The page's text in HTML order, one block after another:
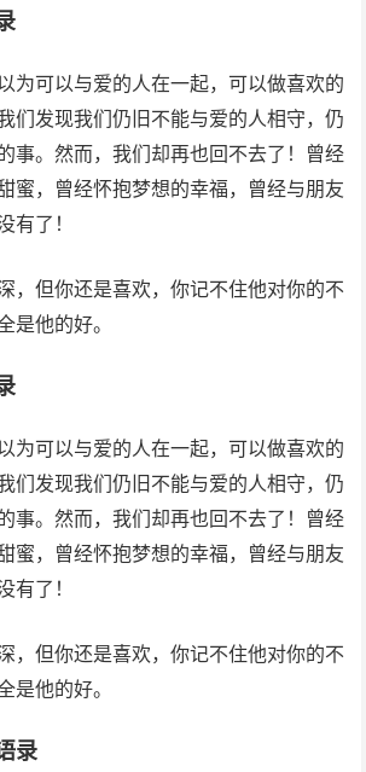
为可以与爱的人在一起，可以做喜欢的
们发现我们仍旧不能与爱的人相守，仍
事。然而，我们却再也回不去了！曾经
蜜，曾经怀抱梦想的幸福，曾经与朋友
有了！
，但你还是喜欢，你记不住他对你的不
是他的好。
为可以与爱的人在一起，可以做喜欢的
们发现我们仍旧不能与爱的人相守，仍
事。然而，我们却再也回不去了！曾经
蜜，曾经怀抱梦想的幸福，曾经与朋友
有了！
，但你还是喜欢，你记不住他对你的不
是他的好。
录